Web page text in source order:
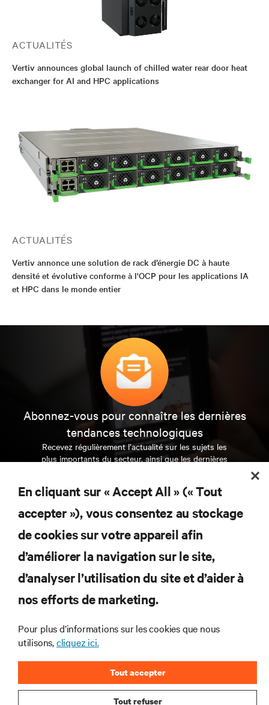
ACTUALITÉS
Vertiv announces global launch of chilled water rear door heat
exchanger for AI and HPC applications
ACTUALITÉS
Vertiv annonce une solution de rack d’énergie DC à haute
densité et évolutive conforme à l'OCP pour les applications IA
et HPC dans le monde entier
Abonnez-vous pour connaître les dernières
tendances technologiques
Recevez régulièrement l’actualité sur les sujets les
plus importants du secteur, ainsi que les dernières
et des infrastructures informatiques critiques.
S’INSCRIRE MAINTENANT
RESSOURCES
SUPPORT
SOCIÉTÉ
En cliquant sur « Accept All » (« Tout
accepter »), vous consentez au stockage
de cookies sur votre appareil afin
d’améliorer la navigation sur le site,
d’analyser l’utilisation du site et d’aider à
nos efforts de marketing.
Pour plus d’informations sur les cookies que nous
utilisons,cliquez ici.
Tout refuser
Tout accepter